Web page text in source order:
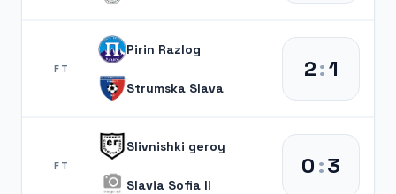
FT
Pirin Razlog
Strumska Slava
2:1
FT
Slivnishki geroy
Slavia Sofia II
0:3